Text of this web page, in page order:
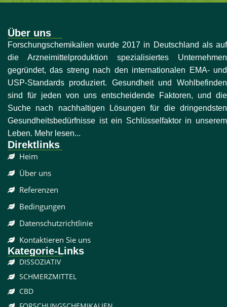
Über uns
Forschungschemikalien wurde 2017 in Deutschland als auf
die Arzneimittelproduktion spezialisiertes Unternehmen
gegründet, das streng nach den internationalen EMA- und
USP-Standards produziert. Gesundheit und Wohlbefinden
sind für jeden von uns entscheidende Faktoren, und die
Suche nach nachhaltigen Lösungen für die dringendsten
Gesundheitsbedürfnisse ist ein Schlüsselfaktor in unserem
Leben. Mehr lesen...
Direktlinks
Heim
Über uns
Referenzen
Bedingungen
Datenschutzrichtlinie
Kontaktieren Sie uns
Kategorie-Links
DISSOZIATIV
SCHMERZMITTEL
CBD